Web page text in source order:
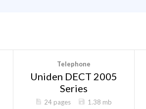
Telephone
Uniden DECT 2005
Series
24 pages 1.38 mb